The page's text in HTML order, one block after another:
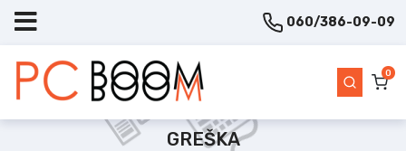
060/386-09-09
0
GREŠKA